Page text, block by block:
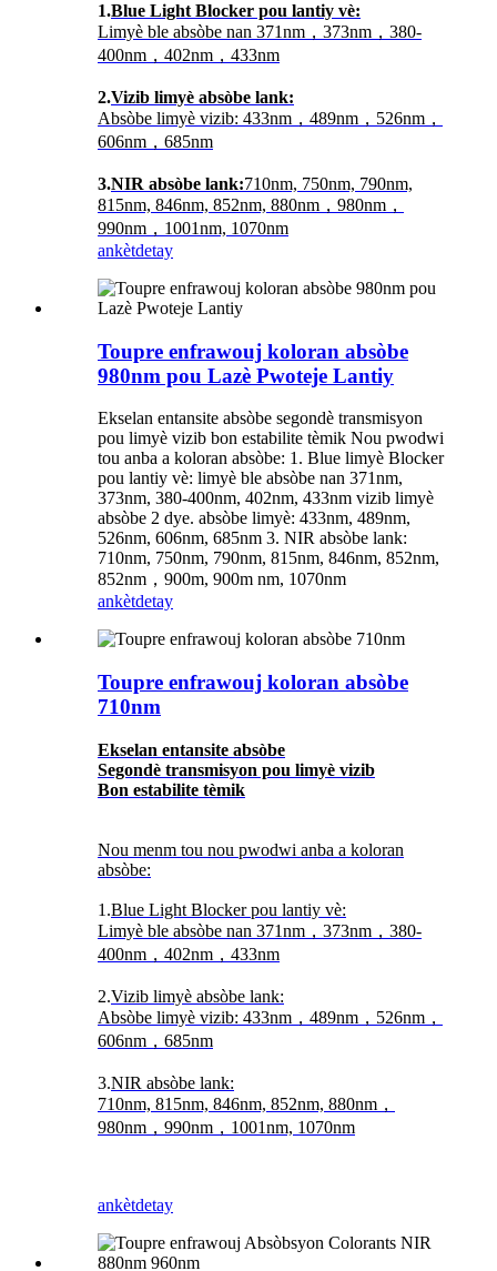
1.Blue Light Blocker pou lantiy vè:
Limyè ble absòbe nan 371nm，373nm，380-
400nm，402nm，433nm
2.Vizib limyè absòbe lank:
Absòbe limyè vizib: 433nm，489nm，526nm，
606nm，685nm
3.NIR absòbe lank:710nm, 750nm, 790nm,
815nm, 846nm, 852nm, 880nm，980nm，
990nm，1001nm, 1070nm
ankètdetay
Toupre enfrawouj koloran absòbe
980nm pou Lazè Pwoteje Lantiy
Ekselan entansite absòbe segondè transmisyon
pou limyè vizib bon estabilite tèmik Nou pwodwi
tou anba a koloran absòbe: 1. Blue limyè Blocker
pou lantiy vè: limyè ble absòbe nan 371nm,
373nm, 380-400nm, 402nm, 433nm vizib limyè
absòbe 2 dye. absòbe limyè: 433nm, 489nm,
526nm, 606nm, 685nm 3. NIR absòbe lank:
710nm, 750nm, 790nm, 815nm, 846nm, 852nm,
852nm，900m, 900m nm, 1070nm
ankètdetay
Toupre enfrawouj koloran absòbe
710nm
Ekselan entansite absòbe
Segondè transmisyon pou limyè vizib
Bon estabilite tèmik
Nou menm tou nou pwodwi anba a koloran
absòbe:
1.Blue Light Blocker pou lantiy vè:
Limyè ble absòbe nan 371nm，373nm，380-
400nm，402nm，433nm
2.Vizib limyè absòbe lank:
Absòbe limyè vizib: 433nm，489nm，526nm，
606nm，685nm
3.NIR absòbe lank:
710nm, 815nm, 846nm, 852nm, 880nm，
980nm，990nm，1001nm, 1070nm
ankètdetay